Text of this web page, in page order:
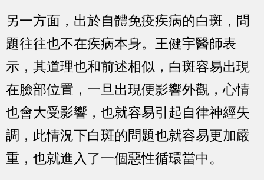
另一方面，出於自體免疫疾病的白斑，問
題往往也不在疾病本身。王健宇醫師表
示，其道理也和前述相似，白斑容易出現
在臉部位置，一旦出現便影響外觀，心情
也會大受影響，也就容易引起自律神經失
調，此情況下白斑的問題也就容易更加嚴
重，也就進入了一個惡性循環當中。